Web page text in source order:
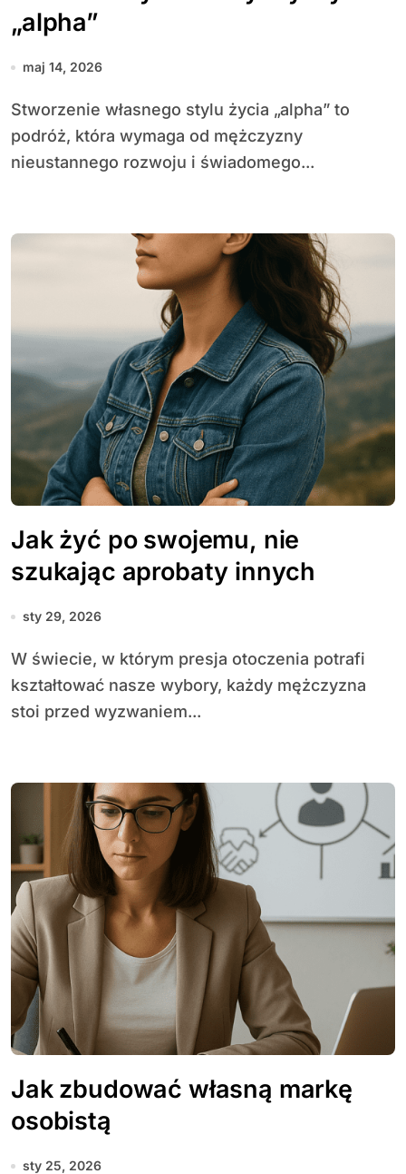
„alpha”
maj 14, 2026
Stworzenie własnego stylu życia „alpha” to
podróż, która wymaga od mężczyzny
nieustannego rozwoju i świadomego...
Jak żyć po swojemu, nie
szukając aprobaty innych
sty 29, 2026
W świecie, w którym presja otoczenia potrafi
kształtować nasze wybory, każdy mężczyzna
stoi przed wyzwaniem...
Jak zbudować własną markę
osobistą
sty 25, 2026